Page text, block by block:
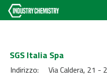
SGS Italia Spa
Indirizzo:
Via Caldera, 21 -